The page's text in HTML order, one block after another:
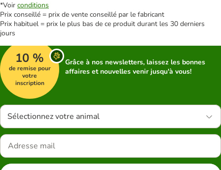
*Voir conditions
Prix conseillé = prix de vente conseillé par le fabricant
Prix habituel = prix le plus bas de ce produit durant les 30 derniers
jours
10 %
de remise pour
votre
inscription
Grâce à nos newsletters, laissez les bonnes
affaires et nouvelles venir jusqu'à vous!
Sélectionnez votre animal